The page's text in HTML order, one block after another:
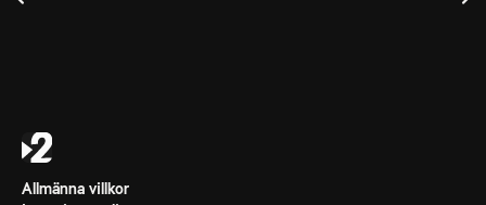
Allmänna villkor